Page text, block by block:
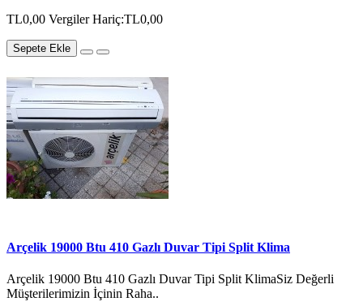
TL0,00 Vergiler Hariç:TL0,00
Sepete Ekle
Arçelik 19000 Btu 410 Gazlı Duvar Tipi Split Klima
Arçelik 19000 Btu 410 Gazlı Duvar Tipi Split KlimaSiz Değerli
Müşterilerimizin İçinin Raha..